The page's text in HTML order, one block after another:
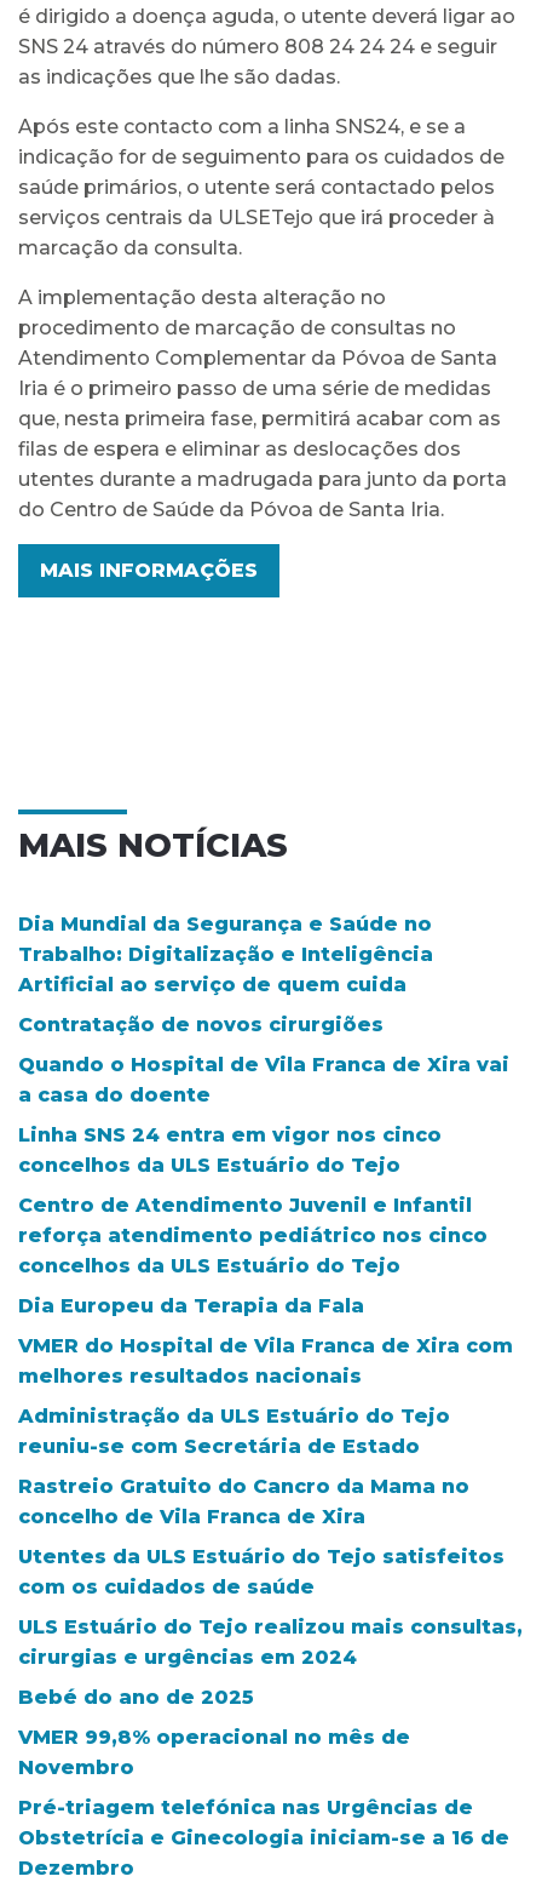
é dirigido a doença aguda, o utente deverá ligar ao
SNS 24 através do número 808 24 24 24 e seguir
as indicações que lhe são dadas.
Após este contacto com a linha SNS24, e se a
indicação for de seguimento para os cuidados de
saúde primários, o utente será contactado pelos
serviços centrais da ULSETejo que irá proceder à
marcação da consulta.
A implementação desta alteração no
procedimento de marcação de consultas no
Atendimento Complementar da Póvoa de Santa
Iria é o primeiro passo de uma série de medidas
que, nesta primeira fase, permitirá acabar com as
filas de espera e eliminar as deslocações dos
utentes durante a madrugada para junto da porta
do Centro de Saúde da Póvoa de Santa Iria.
MAIS INFORMAÇÕES
MAIS NOTÍCIAS
Dia Mundial da Segurança e Saúde no
Trabalho: Digitalização e Inteligência
Artificial ao serviço de quem cuida
Contratação de novos cirurgiões
Quando o Hospital de Vila Franca de Xira vai
a casa do doente
Linha SNS 24 entra em vigor nos cinco
concelhos da ULS Estuário do Tejo
Centro de Atendimento Juvenil e Infantil
reforça atendimento pediátrico nos cinco
concelhos da ULS Estuário do Tejo
Dia Europeu da Terapia da Fala
VMER do Hospital de Vila Franca de Xira com
melhores resultados nacionais
Administração da ULS Estuário do Tejo
reuniu-se com Secretária de Estado
Rastreio Gratuito do Cancro da Mama no
concelho de Vila Franca de Xira
Utentes da ULS Estuário do Tejo satisfeitos
com os cuidados de saúde
ULS Estuário do Tejo realizou mais consultas,
cirurgias e urgências em 2024
Bebé do ano de 2025
VMER 99,8% operacional no mês de
Novembro
Pré-triagem telefónica nas Urgências de
Obstetrícia e Ginecologia iniciam-se a 16 de
Dezembro